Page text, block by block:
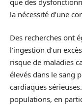
la nécessité d’une
Des recherches ont
l’ingestion d’un
risque de maladies
élevés dans le sang
cardiaques
populations, en